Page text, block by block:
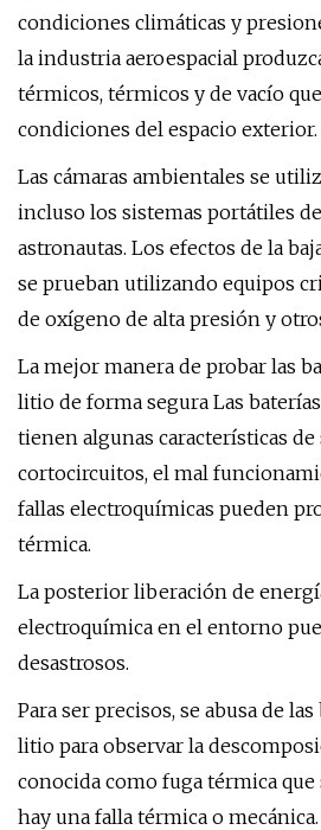
condiciones climáticas y
la industria aeroespacial
térmicos, térmicos y de vacío
condiciones del espacio exterior.
Las cámaras ambientales se
incluso los sistemas portátiles
astronautas. Los efectos de la
se prueban utilizando equipos
de oxígeno de alta presión y
La mejor manera de probar las
litio de forma segura Las
tienen algunas características
cortocircuitos, el mal
fallas electroquímicas pueden
térmica.
La posterior liberación de
electroquímica en el entorno
desastrosos.
Para ser precisos, se abusa de
litio para observar la
conocida como fuga térmica que
hay una falla térmica o mecánica.